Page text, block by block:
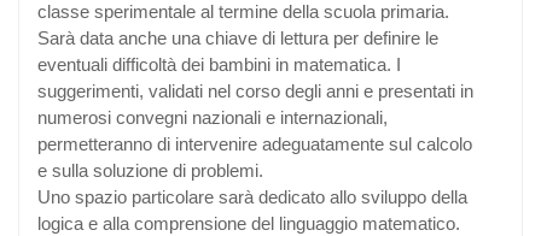
classe sperimentale al termine della scuola primaria.
Sarà data anche una chiave di lettura per definire le
eventuali difficoltà dei bambini in matematica. I
suggerimenti, validati nel corso degli anni e presentati in
numerosi convegni nazionali e internazionali,
permetteranno di intervenire adeguatamente sul calcolo
e sulla soluzione di problemi.
Uno spazio particolare sarà dedicato allo sviluppo della
logica e alla comprensione del linguaggio matematico.